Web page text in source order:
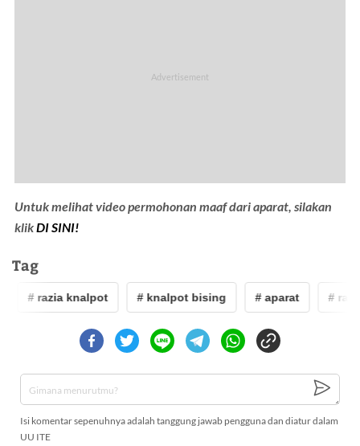
Untuk melihat video permohonan maaf dari aparat, silakan
klikDI SINI!
Tag
# razia knalpot # knalpot bising # aparat #
Isi komentar sepenuhnya adalah tanggung jawab pengguna dan diatur dalam
UU ITE